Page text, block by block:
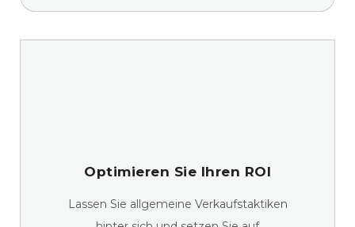
Optimieren Sie Ihren ROI
Lassen Sie allgemeine Verkaufstaktiken